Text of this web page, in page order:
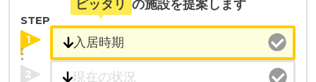
ピッタリ の施設を提案します
STEP
1
2